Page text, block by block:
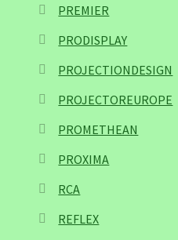
PREMIER
PRODISPLAY
PROJECTIONDESIGN
PROJECTOREUROPE
PROMETHEAN
PROXIMA
RCA
REFLEX